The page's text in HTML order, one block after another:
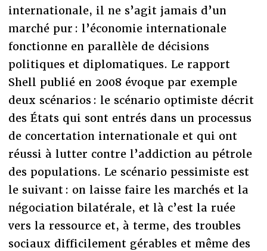
internationale, il ne s’agit jamais d’un
marché pur : l’économie internationale
fonctionne en parallèle de décisions
politiques et diplomatiques. Le rapport
Shell publié en 2008 évoque par exemple
deux scénarios : le scénario optimiste décrit
des États qui sont entrés dans un processus
de concertation internationale et qui ont
réussi à lutter contre l’addiction au pétrole
des populations. Le scénario pessimiste est
le suivant : on laisse faire les marchés et la
négociation bilatérale, et là c’est la ruée
vers la ressource et, à terme, des troubles
sociaux difficilement gérables et même des